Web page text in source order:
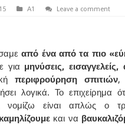
Α1 Leave a comment
από ένα από τα πιο
για μηνύσεις,
περιφρούρηση σπιτιών,
λογικά. Το επιχείρημα
νομίζω είναι απλώς ο
και να